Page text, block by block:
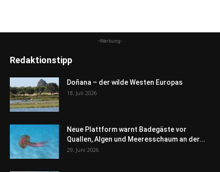
-Werbung-
Redaktionstipp
Doñana – der wilde Westen Europas
18. Juli 2026
Neue Plattform warnt Badegäste vor
Quallen, Algen und Meeresschaum an der...
29. Juni 2026